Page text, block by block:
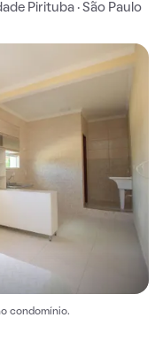
Pirituba · São Paulo
condomínio.